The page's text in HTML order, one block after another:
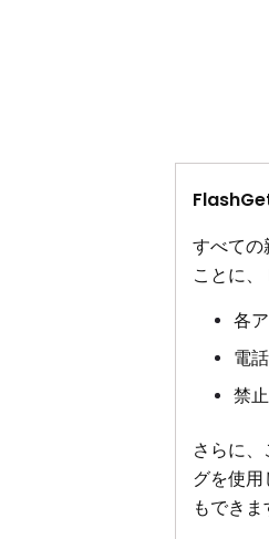
すべて
ことに
各
電
禁
さらに
グを使
もできま